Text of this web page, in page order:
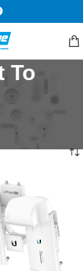
To
6 résultats affichés